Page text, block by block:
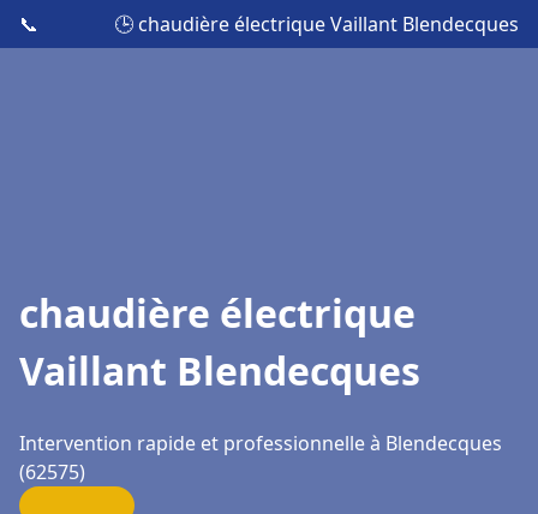
📞 🕒 chaudière électrique Vaillant Blendecques
chaudière électrique
Vaillant Blendecques
Intervention rapide et professionnelle à Blendecques
(62575)